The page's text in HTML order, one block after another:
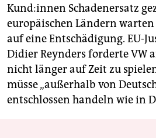
Kun­d:in­nen Schadenersatz
europäischen Ländern
auf eine Entschädigung. EU-
Didier Reynders forderte VW
nicht länger auf Zeit zu
müsse „außerhalb von
entschlossen handeln wie in